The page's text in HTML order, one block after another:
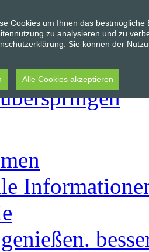
Cookies um Ihnen das
zu analysieren und zu
Sie können der
Alle Cookies akzeptieren